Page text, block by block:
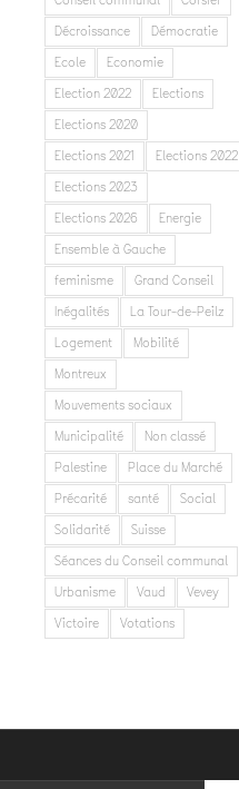
Décroissance
Démocratie
Ecole
Economie
Election 2022
Elections
Elections 2020
Elections 2021
Elections 2022
Elections 2023
Elections 2026
Energie
Ensemble à Gauche
feminisme
Grand Conseil
Inégalités
La Tour-de-Peilz
Logement
Mobilité
Montreux
Mouvements sociaux
Municipalité
Non classé
Palestine
Place du Marché
Précarité
santé
Social
Solidarité
Suisse
Séances du Conseil communal
Urbanisme
Vaud
Vevey
Victoire
Votations